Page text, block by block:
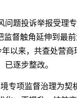
题投诉举报受理
督触角延伸到最
以来，共查处营商
逐步整改。
专项监督治理为契